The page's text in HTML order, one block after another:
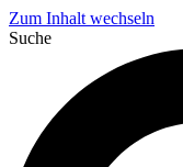
Zum Inhalt wechseln
Suche